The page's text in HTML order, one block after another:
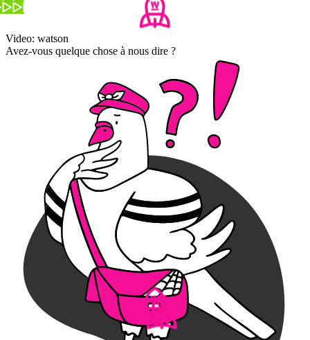
Video: watson
Avez-vous quelque chose à nous dire ?